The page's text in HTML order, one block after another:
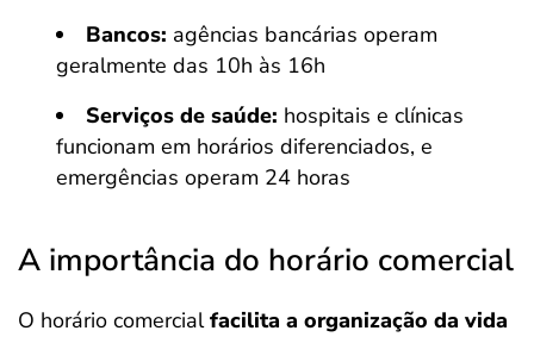
Bancos: agências bancárias operam
geralmente das 10h às 16h
Serviços de saúde: hospitais e clínicas
funcionam em horários diferenciados, e
emergências operam 24 horas
A importância do horário comercial
O horário comercialfacilita a organização da vida